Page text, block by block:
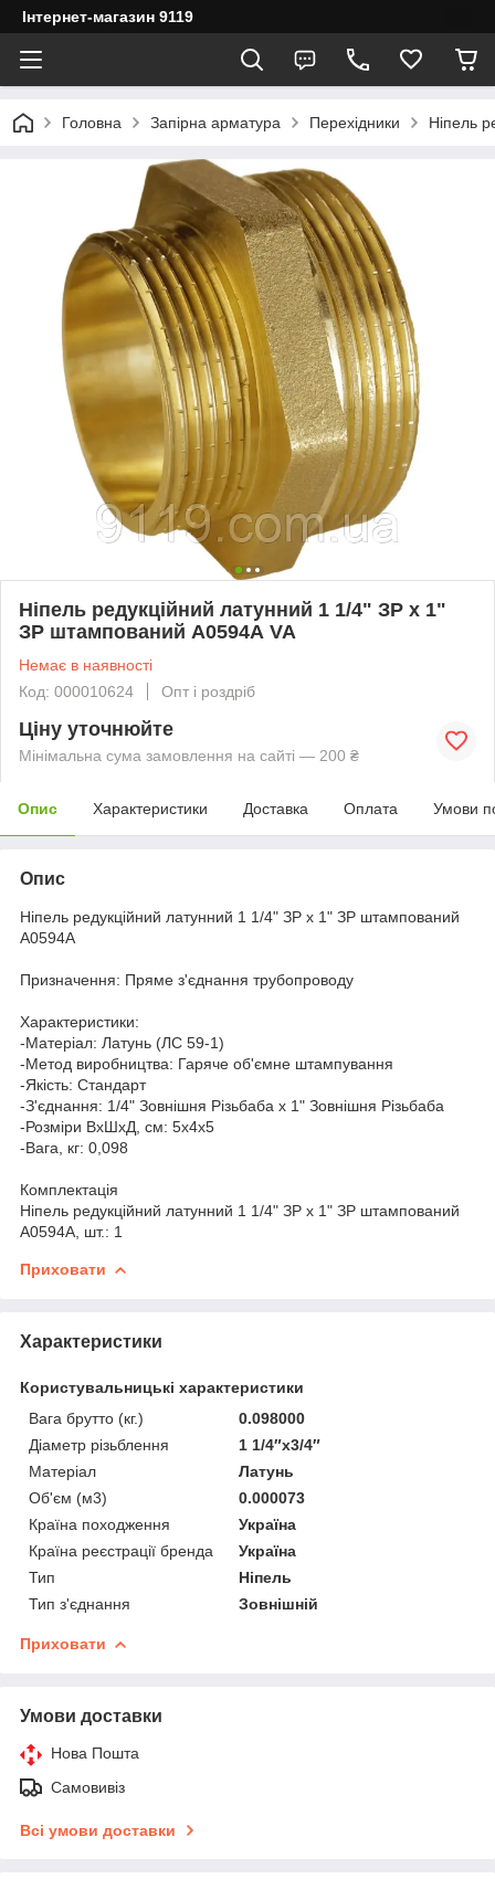
Інтернет-магазин 9119
Головна Запірна арматура Перехідники Ніпель
Ніпель редукційний латунний 1 1/4" ЗР х 1"
ЗР штампований А0594А VA
Немає в наявності
Код: 000010624
Опт і роздріб
Ціну уточнюйте
Мінімальна сума замовлення на сайті — 200 ₴
Опис Характеристики Доставка Оплата Умови
Опис
Ніпель редукційний латунний 1 1/4" ЗР х 1" ЗР штампований
А0594А
Призначення: Пряме з'єднання трубопроводу
Характеристики:
-Матеріал: Латунь (ЛС 59-1)
-Метод виробництва: Гаряче об'ємне штампування
-Якість: Стандарт
-З'єднання: 1/4" Зовнішня Різьбаба х 1" Зовнішня Різьбаба
-Розміри ВхШхД, см: 5х4х5
-Вага, кг: 0,098
Комплектація
Ніпель редукційний латунний 1 1/4" ЗР х 1" ЗР штампований
А0594А, шт.: 1
Приховати
Характеристики
Користувальницькі характеристики
Вага брутто (кг.)
0.098000
Діаметр різьблення
1 1/4″х3/4″
Матеріал
Латунь
Об'єм (м3)
0.000073
Країна походження
Україна
Країна реєстрації бренда
Україна
Тип
Ніпель
Тип з'єднання
Зовнішній
Приховати
Умови доставки
Нова Пошта
Самовивіз
Всі умови доставки